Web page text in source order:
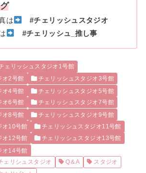
は
#チェリッシュスタジオ
#チェリッシュ_推し事
ェリッシュスタジオ1号館
オ2号館
チェリッシュスタジオ3号館
オ4号館
チェリッシュスタジオ5号館
オ6号館
チェリッシュスタジオ7号館
オ8号館
チェリッシュスタジオ9号館
オ10号館
チェリッシュスタジオ11号館
オ12号館
チェリッシュスタジオ13号館
オ14号館
ェリシュスタジオ Q＆A
スタジオ